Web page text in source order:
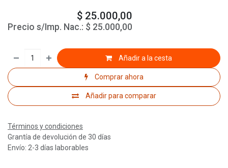
$ 25.000,00
Precio s/Imp. Nac.: $ 25.000,00
Añadir a la cesta
Comprar ahora
Añadir para comparar
Términos y condiciones
Grantía de devolución de 30 días
Envío: 2-3 días laborables